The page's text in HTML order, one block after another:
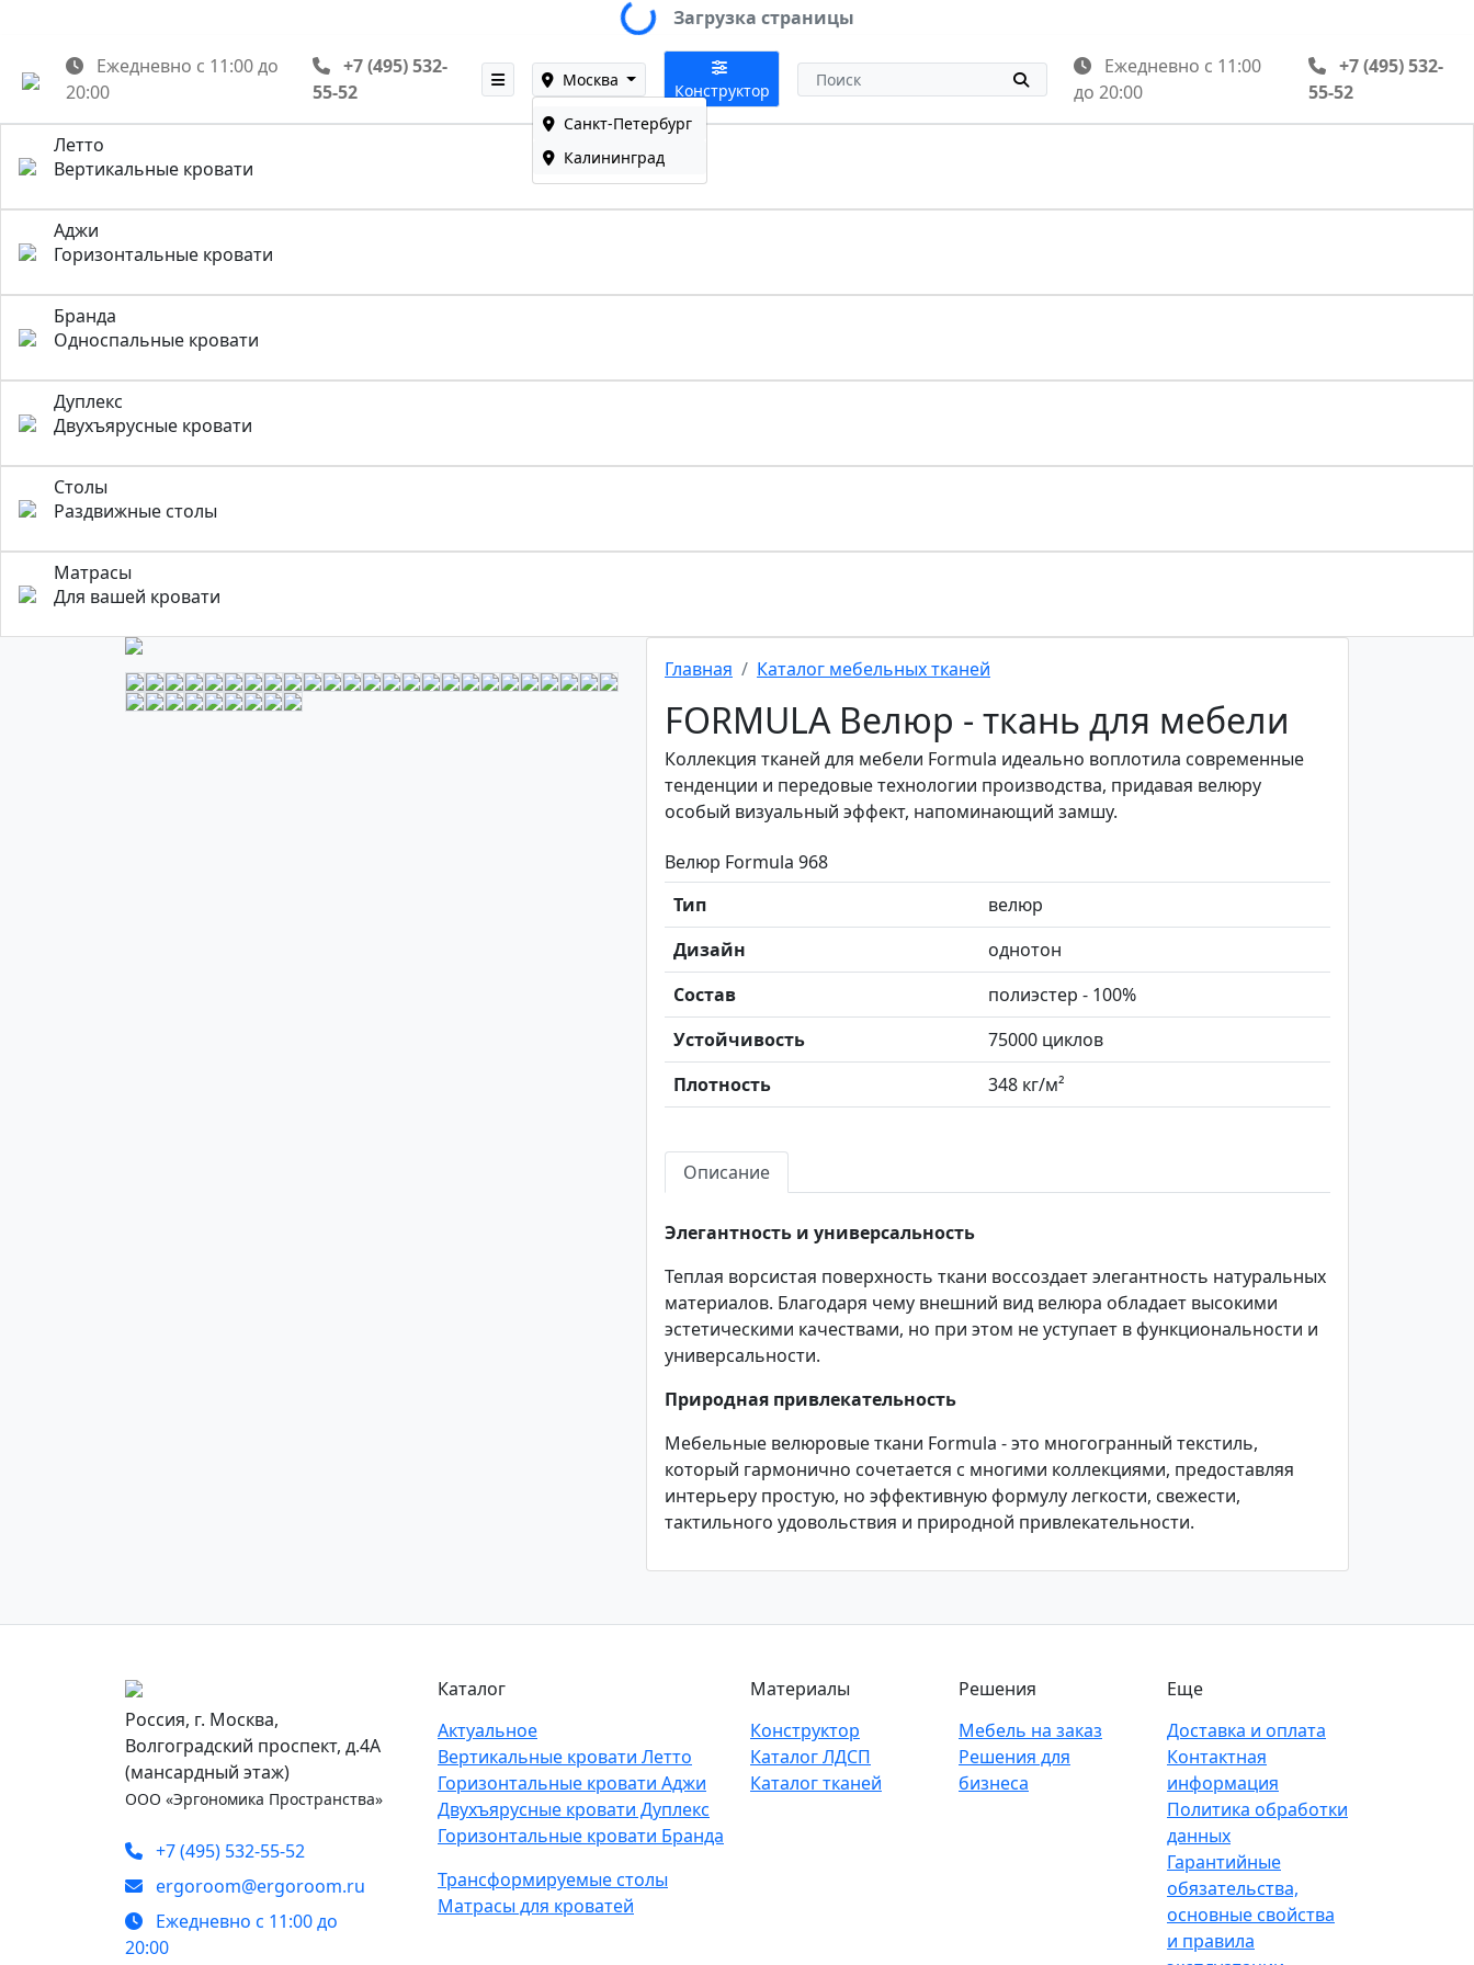
Loading...
Загрузка страницы
Ежедневно с 11:00 до
20:00
+7 (495) 532-
55-52
Москва
Санкт-Петербург
Калининград
Конструктор
Ежедневно с 11:00
до 20:00
+7 (495) 532-
55-52
Летто
Вертикальные кровати
Аджи
Горизонтальные кровати
Бранда
Односпальные кровати
Дуплекс
Двухъярусные кровати
Столы
Раздвижные столы
Матрасы
Для вашей кровати
Главная Каталог мебельных тканей
FORMULA Велюр - ткань для мебели
Коллекция тканей для мебели Formula идеально воплотила современные
тенденции и передовые технологии производства, придавая велюру
особый визуальный эффект, напоминающий замшу.
Велюр Formula 968
Тип
велюр
Дизайн
однотон
Состав
полиэстер - 100%
Устойчивость
75000 циклов
Плотность
348 кг/м²
Описание
Элегантность и универсальность
Теплая ворсистая поверхность ткани воссоздает элегантность натуральных
материалов. Благодаря чему внешний вид велюра обладает высокими
эстетическими качествами, но при этом не уступает в функциональности и
универсальности.
Природная привлекательность
Мебельные велюровые ткани Formula - это многогранный текстиль,
который гармонично сочетается с многими коллекциями, предоставляя
интерьеру простую, но эффективную формулу легкости, свежести,
тактильного удовольствия и природной привлекательности.
Россия, г. Москва,
Волгоградский проспект, д.4А
(мансардный этаж)
ООО «Эргономика Пространства»
+7 (495) 532-55-52
ergoroom@ergoroom.ru
Ежедневно с 11:00 до
20:00
Каталог
Актуальное
Вертикальные кровати Летто
Горизонтальные кровати Аджи
Двухъярусные кровати Дуплекс
Горизонтальные кровати Бранда
Трансформируемые столы
Матрасы для кроватей
Материалы
Конструктор
Каталог ЛДСП
Каталог тканей
Решения
Мебель на заказ
Решения для
бизнеса
Еще
Доставка и оплата
Контактная
информация
Политика обработки
данных
Гарантийные
обязательства,
основные свойства
и правила